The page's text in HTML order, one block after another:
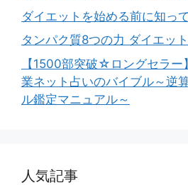
ダイエットを始める前に知っ
タンパク質8つの力 ダイエッ
【1500部突破☆ロングセラー
業ネット占いのバイブル～逆
ル鑑定マニュアル～
人気記事